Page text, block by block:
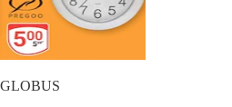
GLOBUS